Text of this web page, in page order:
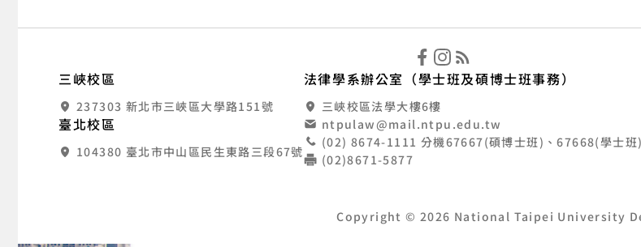
國立臺北大學法律學系
三峽校區
237303 新北市三峽區大學路151號
臺北校區
104380 臺北市中山區民生東路三段67號
法律學系辦公室（學士班及碩博士班事務）
三峽校區法學大樓6樓
ntpulaw@mail.ntpu.edu.tw
(02) 8674-1111 分機67667(碩博士班)、67668(學士班)
(02)8671-5877
Copyright © 2026 National Taipei University